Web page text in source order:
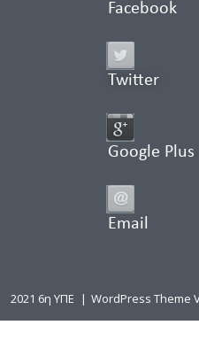
Facebook
Twitter
Google Plus
Email
2021 6η ΥΠΕ | WordPress Theme